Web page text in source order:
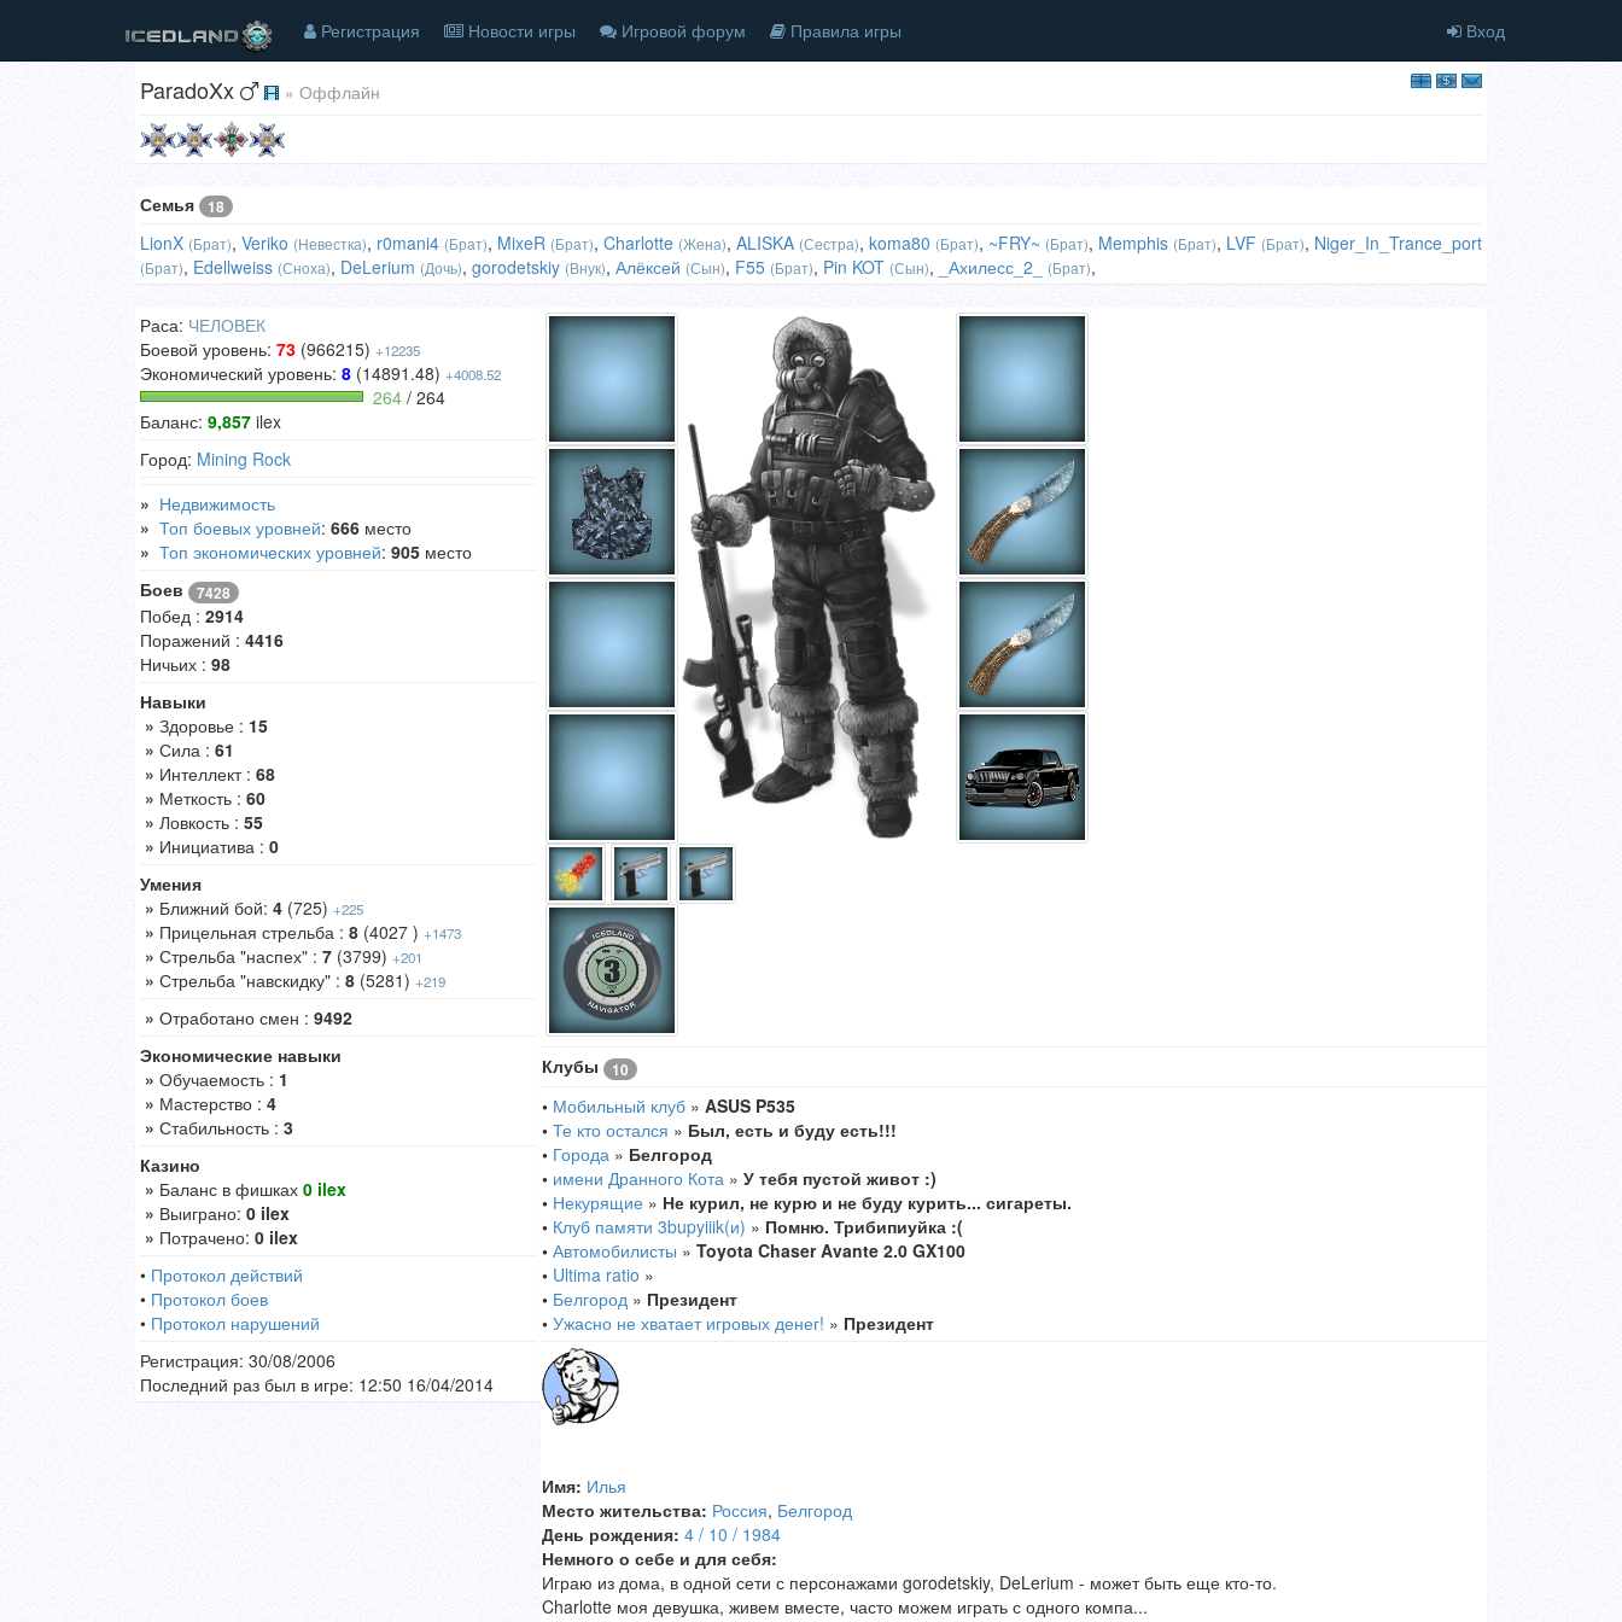
Регистрация Новости игры Игровой форум Правила игры Вход
ParadoXx » Оффлайн
Семья 18
LionX (Брат), Veriko (Невестка), r0mani4 (Брат), MixeR (Брат), Charlotte (Жена), ALISKA (Сестра), koma80 (Брат), ~FRY~ (Брат), Memphis (Брат), LVF (Брат), Niger_In_Trance_port
(Брат), Edellweiss (Сноха), DeLerium (Дочь), gorodetskiy (Внук), Алёксей (Сын), F55 (Брат), Pin KOT (Сын), _Ахилесс_2_ (Брат),
Раса: ЧЕЛОВЕК
Боевой уровень: 73 (966215) +12235
Экономический уровень: 8 (14891.48) +4008.52
264 / 264
Баланс: 9,857 ilex
Город: Mining Rock
» Недвижимость
» Топ боевых уровней: 666 место
» Топ экономических уровней: 905 место
Боев
7428
Побед : 2914
Поражений : 4416
Ничьих : 98
Навыки
» Здоровье : 15
» Сила : 61
» Интеллект : 68
» Меткость : 60
» Ловкость : 55
» Инициатива : 0
Умения
» Ближний бой: 4 (725) +225
» Прицельная стрельба : 8 (4027 ) +1473
» Стрельба "наспех" : 7 (3799) +201
» Стрельба "навскидку" : 8 (5281) +219
» Отработано смен : 9492
Экономические навыки
» Обучаемость : 1
» Мастерство : 4
» Стабильность : 3
Казино
» Баланс в фишках 0 ilex
» Выиграно: 0 ilex
» Потрачено: 0 ilex
• Протокол действий
• Протокол боев
• Протокол нарушений
Регистрация: 30/08/2006
Последний раз был в игре: 12:50 16/04/2014
Клубы 10
• Мобильный клуб » ASUS P535
• Те кто остался » Был, есть и буду есть!!!
• Города » Белгород
• имени Дранного Кота » У тебя пустой живот :)
• Некурящие » Не курил, не курю и не буду курить... сигареты.
• Клуб памяти 3bupyiiik(и) » Помню. Трибипиуйка :(
• Автомобилисты » Toyota Chaser Avante 2.0 GX100
• Ultima ratio »
• Белгород » Президент
• Ужасно не хватает игровых денег! » Президент
Имя: Илья
Место жительства: Россия, Белгород
День рождения: 4 / 10 / 1984
Немного о себе и для себя:
Играю из дома, в одной сети с персонажами gorodetskiy, DeLerium - может быть еще кто-то.
Charlotte моя девушка, живем вместе, часто можем играть с одного компа...